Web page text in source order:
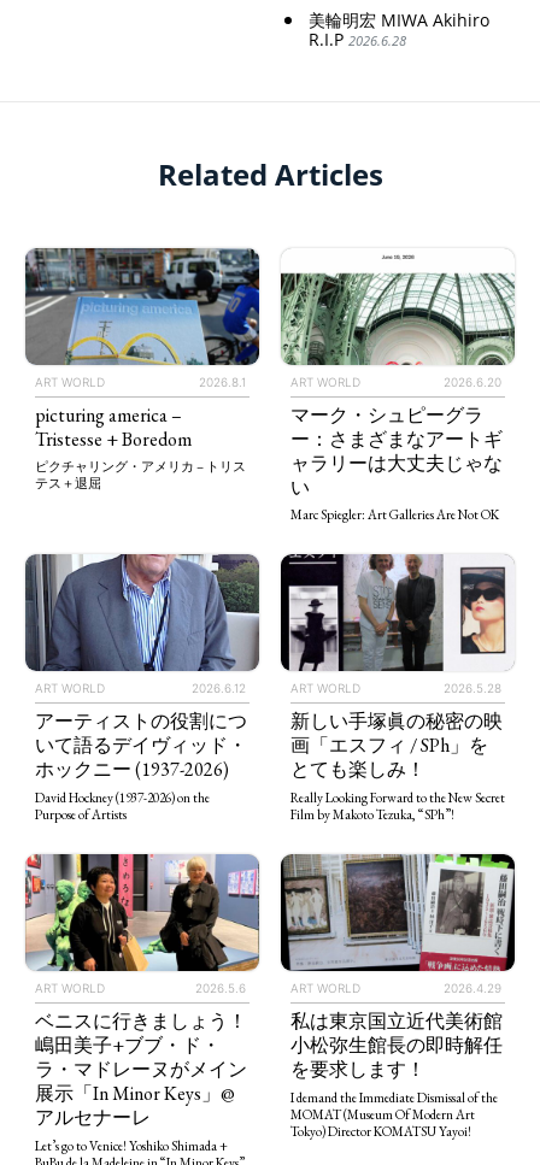
美輪明宏 MIWA Akihiro
R.I.P 2026.6.28
Related Articles
ART WORLD 2026.8.1
picturing america –
Tristesse + Boredom
ピクチャリング・アメリカ – トリス
テス＋退屈
ART WORLD 2026.6.20
マーク・シュピーグラ
ー：さまざまなアートギ
ャラリーは大丈夫じゃな
い
Marc Spiegler: Art Galleries Are Not OK
ART WORLD 2026.6.12
アーティストの役割につ
いて語るデイヴィッド・
ホックニー (1937-2026)
David Hockney (1937-2026) on the
Purpose of Artists
ART WORLD 2026.5.28
新しい手塚眞の秘密の映
画「エスフィ / SPh」を
とても楽しみ！
Really Looking Forward to the New Secret
Film by Makoto Tezuka, “SPh”!
ART WORLD 2026.5.6
ベニスに行きましょう！
嶋田美子+ブブ・ド・
ラ・マドレーヌがメイン
展示「In Minor Keys」@
アルセナーレ
Let’s go to Venice! Yoshiko Shimada +
ART WORLD 2026.4.29
私は東京国立近代美術館
小松弥生館長の即時解任
を要求します！
I demand the Immediate Dismissal of the
MOMAT (Museum Of Modern Art
Tokyo) Director KOMATSU Yayoi!